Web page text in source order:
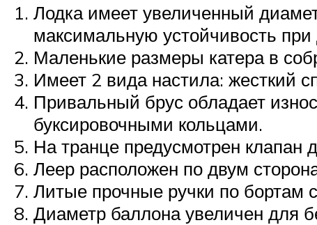
Лодка имеет увеличенный
максимальную устойчивость
Маленькие размеры катера в
Имеет 2 вида настила: жесткий
Привальный брус обладает
буксировочными кольцами.
На транце предусмотрен клапан
Леер расположен по двум
Литые прочные ручки по бортам
Диаметр баллона увеличен для